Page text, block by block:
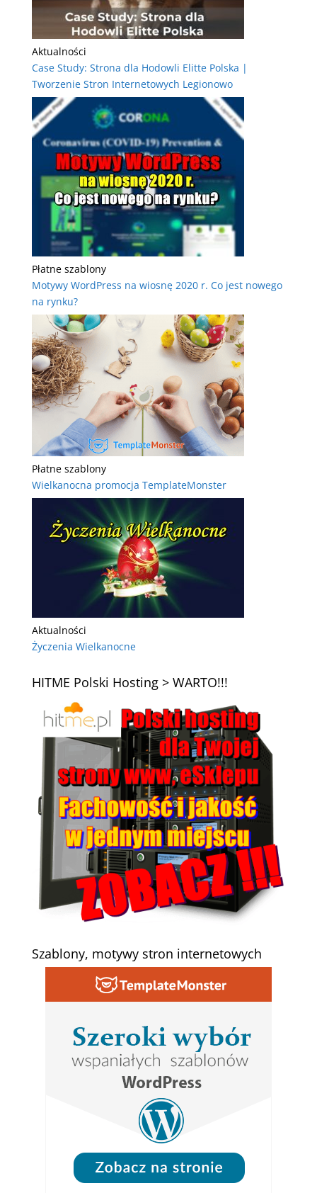
Aktualności
Case Study: Strona dla Hodowli Elitte Polska |
Tworzenie Stron Internetowych Legionowo
Płatne szablony
Motywy WordPress na wiosnę 2020 r. Co jest nowego
na rynku?
Płatne szablony
Wielkanocna promocja TemplateMonster
Aktualności
Życzenia Wielkanocne
HITME Polski Hosting > WARTO!!!
Szablony, motywy stron internetowych